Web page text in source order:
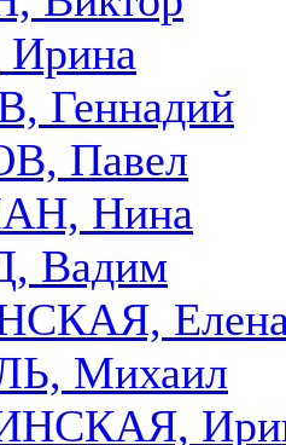
Геннадий
Павел
Нина
Вадим
Михаил